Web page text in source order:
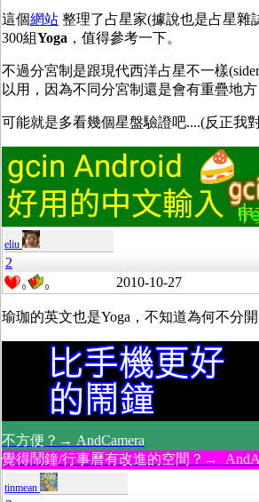
這個網站 整理了占星家(據說也是占星雜
300組Yoga ，值得參考一下。
不過分宮制是跟現代西洋占星不一樣
以用，因為不同分宮制還是會有重疊地方
可能就是多看幾個星盤驗證吧....(反正我
eliu
2
0 0 2010-10-27
瑜珈的英文也是Yoga，不知道為何不分開
不方便？→ AndCamera
覺得鬧鐘/行事曆有改進的空間？→
tinmean